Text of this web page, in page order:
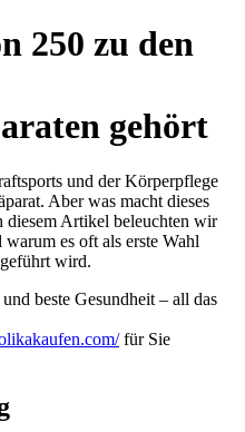
250 zu den
gehört
und der Körperpflege
Aber was macht dieses
diesem Artikel beleuchten wir
es oft als erste Wahl
wird.
beste Gesundheit – all das
für Sie